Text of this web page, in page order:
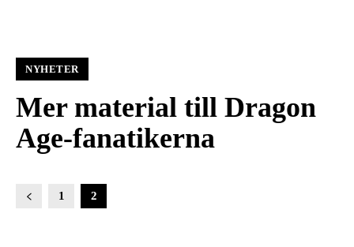
NYHETER
Mer material till Dragon
Age-fanatikerna
1 2